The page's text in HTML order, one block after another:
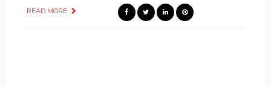
READ MORE